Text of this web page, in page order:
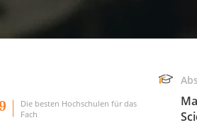
Die besten Hochschulen für das
Fach